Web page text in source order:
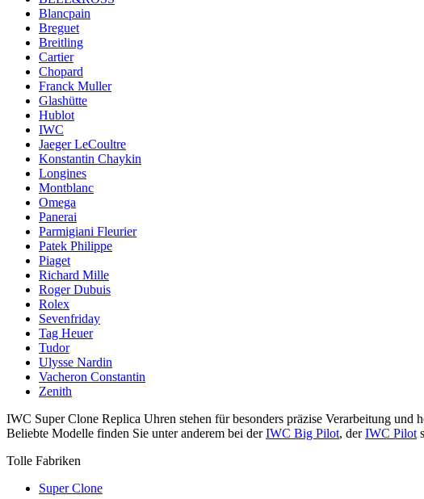
Blancpain
Breguet
Breitling
Cartier
Chopard
Franck Muller
Glashütte
Hublot
IWC
Jaeger LeCoultre
Konstantin Chaykin
Longines
Montblanc
Omega
Panerai
Parmigiani Fleurier
Patek Philippe
Piaget
Richard Mille
Roger Dubuis
Rolex
Sevenfriday
Tag Heuer
Tudor
Ulysse Nardin
Vacheron Constantin
Zenith
IWC Super Clone Replica Uhren stehen für besonders präzise Verarbeitung
Beliebte Modelle finden Sie unter anderem bei derIWC Big Pilot, derIWC Pilot
Tolle Fabriken
Super Clone